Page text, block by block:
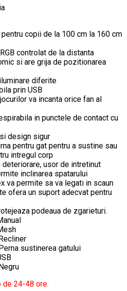
copii de la 100 cm la 160 cm
controlat de la distanta
si are grija de pozitionarea
diferite
prin USB
va incanta orice fan al
in punctele de contact cu
design sigur
pentru gat pentru a sustine sau
intregul corp
usor de intretinut
inclinarea spatarului
va permite sa va legati in scaun
ofera un suport adecvat pentru
podeaua de zgarieturi.
sustinerea gatului
24-48 ore.